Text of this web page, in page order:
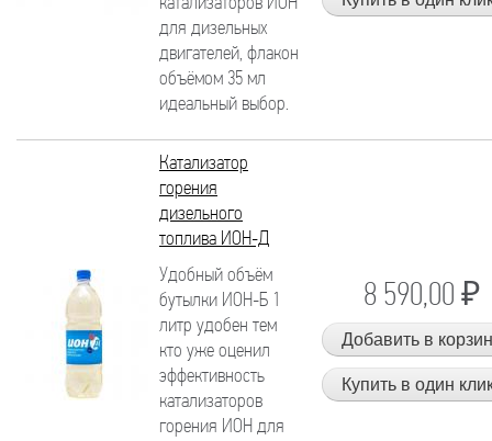
для дизельных
двигателей, флакон
объёмом 35 мл
идеальный выбор.
Катализатор
горения
дизельного
топлива ИОН-Д
Удобный объём
бутылки ИОН-Б 1
литр удобен тем
кто уже оценил
эффективность
катализаторов
горения ИОН для
8 590,00 ₽